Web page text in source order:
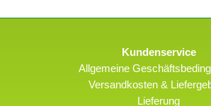
Kundenservice
Allgemeine
Versandkosten &
Lieferung